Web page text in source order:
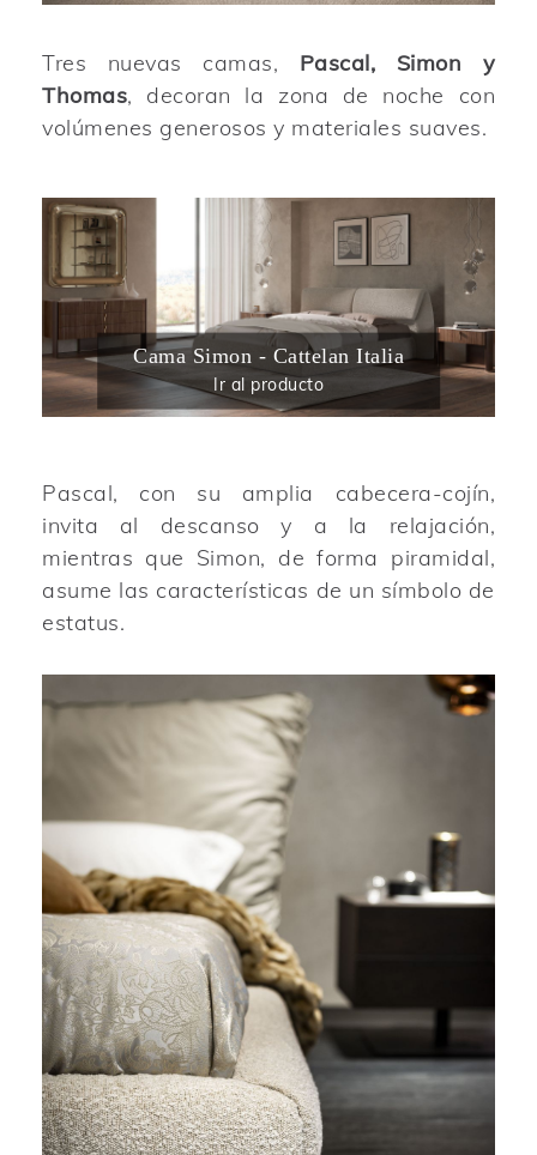
Tres nuevas camas, Pascal, Simon y
Thomas, decoran la zona de noche con
volúmenes generosos y materiales suaves.
Cama Simon - Cattelan Italia
Ir al producto
Pascal, con su amplia cabecera-cojín,
invita al descanso y a la relajación,
mientras que Simon, de forma piramidal,
asume las características de un símbolo de
estatus.